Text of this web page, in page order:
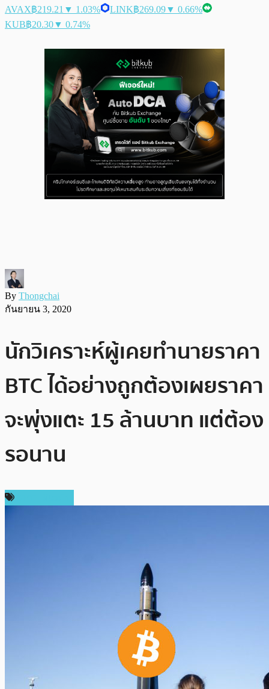
AVAX฿219.21 ▼ 1.03% LINK฿269.09▼ 0.66%
KUB฿20.30▼ 0.74%
By Thongchai
กันยายน 3, 2020
นักวิเคราะห์ผู้เคยทำนายราคา
BTC ได้อย่างถูกต้องเผยราคา
จะพุ่งแตะ 15 ล้านบาท แต่ต้อง
รอนาน